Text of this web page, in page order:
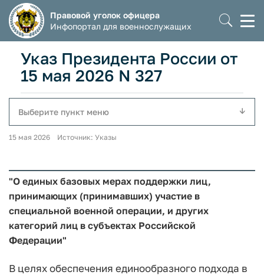
Правовой уголок офицера
Инфопортал для военнослужащих
Указ Президента России от
15 мая 2026 N 327
Выберите пункт меню
15 мая 2026 Источник: Указы
"О единых базовых мерах поддержки лиц,
принимающих (принимавших) участие в
специальной военной операции, и других
категорий лиц в субъектах Российской
Федерации"
В целях обеспечения единообразного подхода в